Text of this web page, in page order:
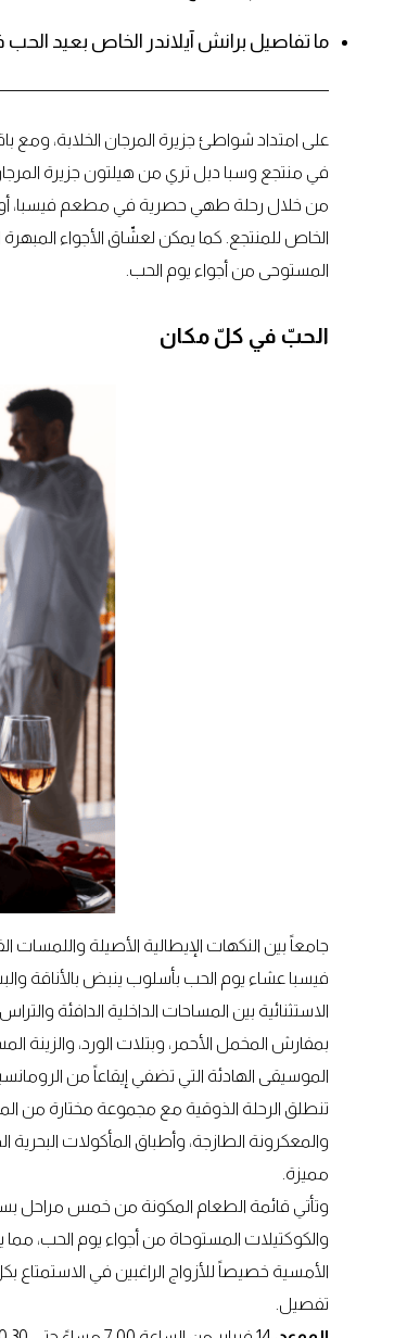
ما تفاصيل برانش آيلاندر الخاص بعيد
على امتداد شواطئ جزيرة المرجان الخلابة، ومع
في منتجع وسبا دبل تري من هيلتون جزيرة
من خلال رحلة طهي حصرية في مطعم فيسبا،
الخاص للمنتجع. كما يمكن لعشّاق الأجواء
المستوحى من أجواء يوم الحب.
الحبّ في كلّ مكان
جامعاً بين النكهات الإيطالية الأصيلة
فيسبا عشاء يوم الحب بأسلوب ينبض بالأناقة
الاستثنائية بين المساحات الداخلية الدافئة
بمفارش المخمل الأحمر، وبتلات الورد،
الموسيقى الهادئة التي تضفي إيقاعاً من
تنطلق الرحلة الذوقية مع مجموعة مختارة من
والمعكرونة الطازجة، وأطباق المأكولات
مميزة.
والكوكتيلات المستوحاة من أجواء يوم الحب،
الأمسية خصيصاً للأزواج الراغبين في
تفصيل.